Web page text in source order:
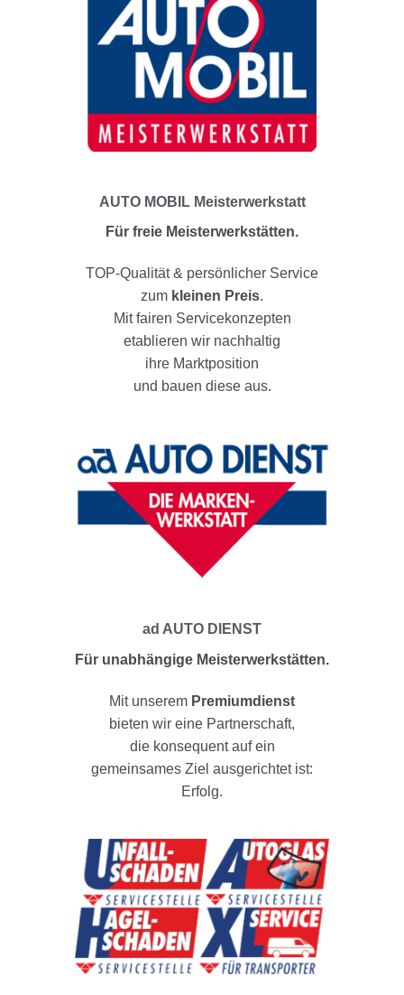
AUTO MOBIL Meisterwerkstatt
Für freie Meisterwerkstätten.
TOP-Qualität & persönlicher Service
zum kleinen Preis.
Mit fairen Servicekonzepten
etablieren wir nachhaltig
ihre Marktposition
und bauen diese aus.
ad AUTO DIENST
Für unabhängige Meisterwerkstätten.
Mit unserem Premiumdienst
bieten wir eine Partnerschaft,
die konsequent auf ein
gemeinsames Ziel ausgerichtet ist:
Erfolg.